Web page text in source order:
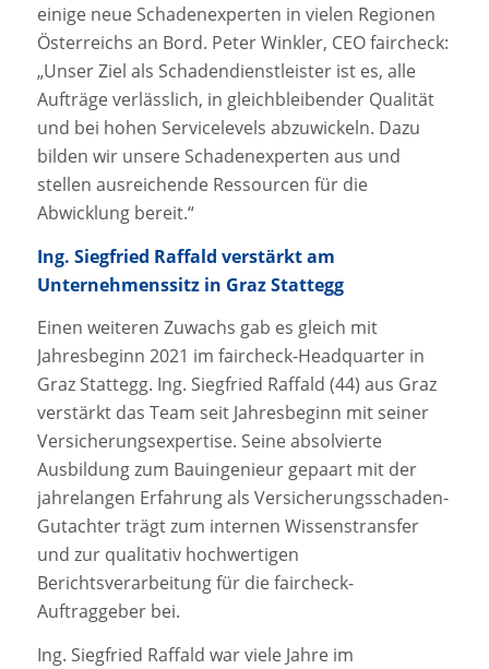
einige neue Schadenexperten in vielen Regionen
Österreichs an Bord. Peter Winkler, CEO faircheck:
„Unser Ziel als Schadendienstleister ist es, alle
Aufträge verlässlich, in gleichbleibender Qualität
und bei hohen Servicelevels abzuwickeln. Dazu
bilden wir unsere Schadenexperten aus und
stellen ausreichende Ressourcen für die
Abwicklung bereit.“
Ing. Siegfried Raffald verstärkt am
Unternehmenssitz in Graz Stattegg
Einen weiteren Zuwachs gab es gleich mit
Jahresbeginn 2021 im faircheck-Headquarter in
Graz Stattegg. Ing. Siegfried Raffald (44) aus Graz
verstärkt das Team seit Jahresbeginn mit seiner
Versicherungsexpertise. Seine absolvierte
Ausbildung zum Bauingenieur gepaart mit der
jahrelangen Erfahrung als Versicherungsschaden-
Gutachter trägt zum internen Wissenstransfer
und zur qualitativ hochwertigen
Berichtsverarbeitung für die faircheck-
Auftraggeber bei.
Ing. Siegfried Raffald war viele Jahre im